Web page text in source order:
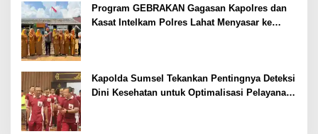
Program GEBRAKAN Gagasan Kapolres dan
Kasat Intelkam Polres Lahat Menyasar ke
Kapolda Sumsel Tekankan Pentingnya Deteksi
Dini Kesehatan untuk Optimalisasi Pelayanan